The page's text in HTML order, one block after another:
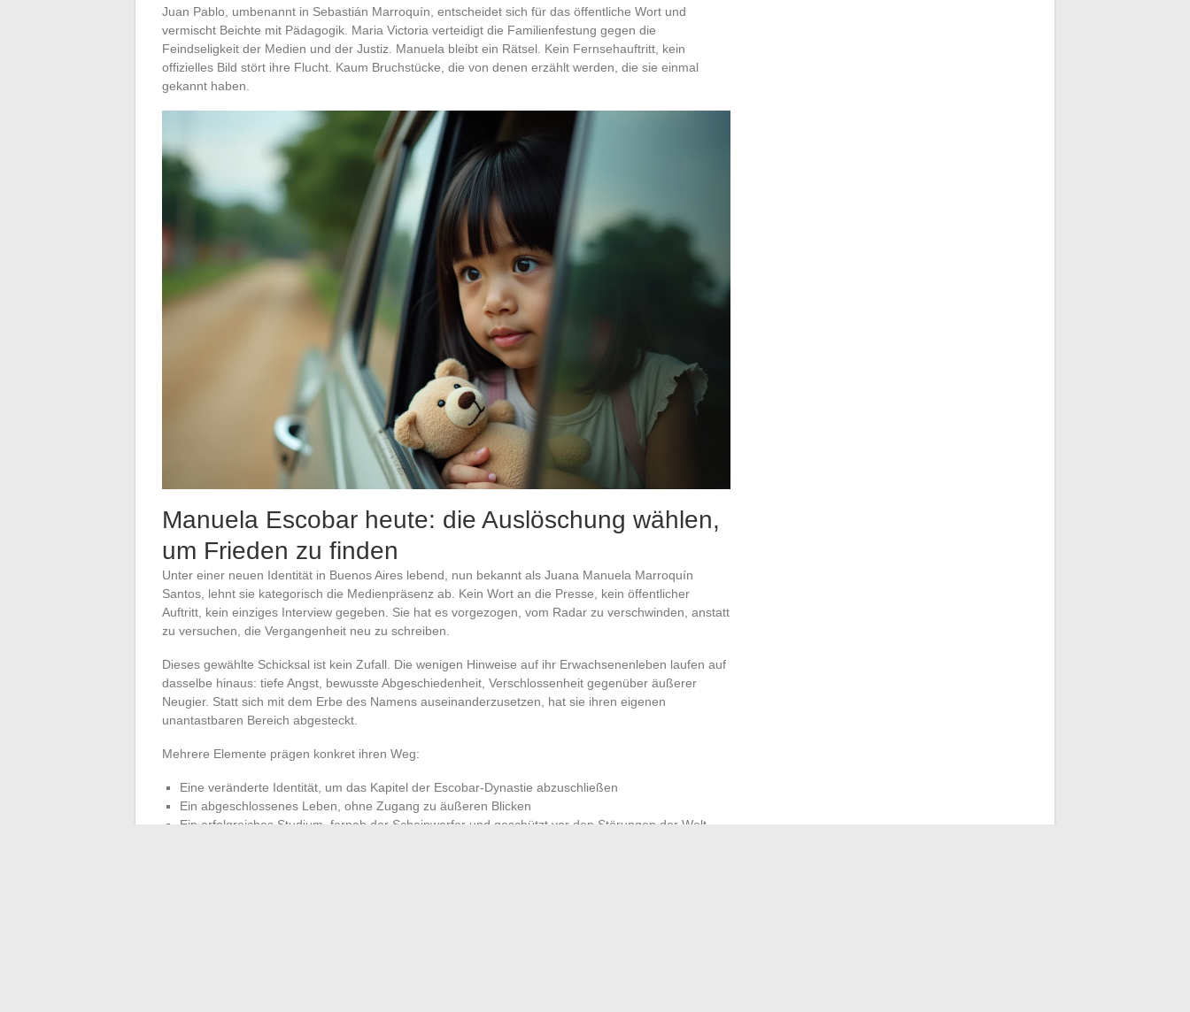
Juan Pablo, umbenannt in Sebastián Marroquín, entscheidet sich für das öffentliche Wort und
vermischt Beichte mit Pädagogik. Maria Victoria verteidigt die Familienfestung gegen die
Feindseligkeit der Medien und der Justiz. Manuela bleibt ein Rätsel. Kein Fernsehauftritt, kein
offizielles Bild stört ihre Flucht. Kaum Bruchstücke, die von denen erzählt werden, die sie einmal
gekannt haben.
Manuela Escobar heute: die Auslöschung wählen,
um Frieden zu finden
Unter einer neuen Identität in Buenos Aires lebend, nun bekannt als Juana Manuela Marroquín
Santos, lehnt sie kategorisch die Medienpräsenz ab. Kein Wort an die Presse, kein öffentlicher
Auftritt, kein einziges Interview gegeben. Sie hat es vorgezogen, vom Radar zu verschwinden, anstatt
zu versuchen, die Vergangenheit neu zu schreiben.
Dieses gewählte Schicksal ist kein Zufall. Die wenigen Hinweise auf ihr Erwachsenenleben laufen auf
dasselbe hinaus: tiefe Angst, bewusste Abgeschiedenheit, Verschlossenheit gegenüber äußerer
Neugier. Statt sich mit dem Erbe des Namens auseinanderzusetzen, hat sie ihren eigenen
unantastbaren Bereich abgesteckt.
Mehrere Elemente prägen konkret ihren Weg:
Eine veränderte Identität, um das Kapitel der Escobar-Dynastie abzuschließen
Ein abgeschlossenes Leben, ohne Zugang zu äußeren Blicken
Ein erfolgreiches Studium, fernab der Scheinwerfer und geschützt vor den Störungen der Welt